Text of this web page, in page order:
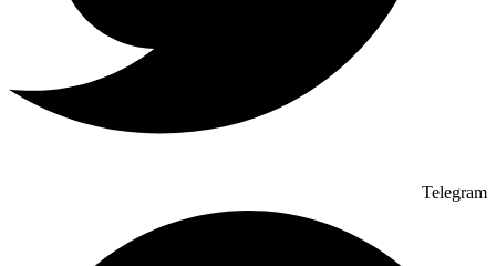
Telegram